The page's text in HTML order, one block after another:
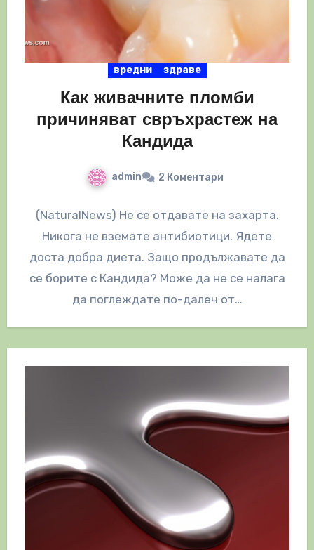
вредни здраве
Как живачните пломби
причиняват свръхрастеж на
Кандида
admin 2 Коментари
(NaturalNews) Не се отдавате на захарта.
Никога не вземате антибиотици. Ядете
доста добра диета. Защо продължавате да
се борите с Кандида? Може да не се налага
да поглеждате по-далеч от…